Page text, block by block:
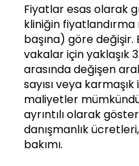
Fiyatlar esas olarak
kliniğin
başına) göre değişir.
vakalar için yaklaşık
arasında değişen
sayısı veya
maliyetler
ayrıntılı olarak
danışmanlık
bakımı.